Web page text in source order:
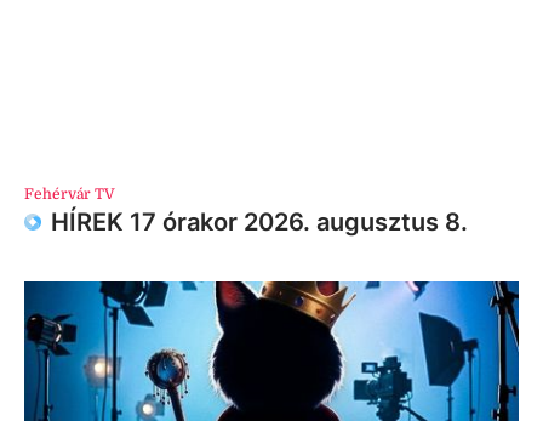
Fehérvár TV
HÍREK 17 órakor 2026. augusztus 8.